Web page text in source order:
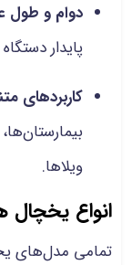
دوام و طول
پایدار
کاربردهای
ویلاها.
انواع
تمامی مدل‌های